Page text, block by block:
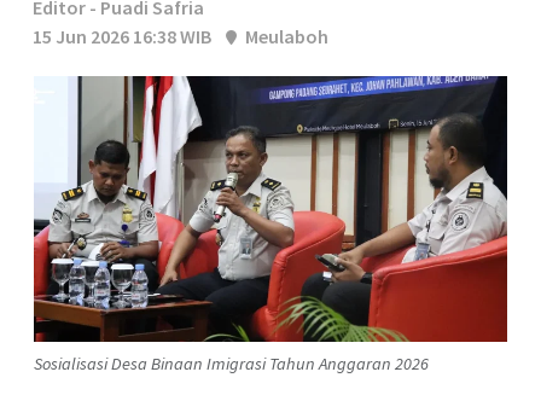
Editor - Puadi Safria
15 Jun 2026 16:38 WIB
Meulaboh
Sosialisasi Desa Binaan Imigrasi Tahun Anggaran 2026